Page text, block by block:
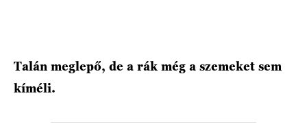
Talán meglepő, de a rák még a szemeket sem
kíméli.